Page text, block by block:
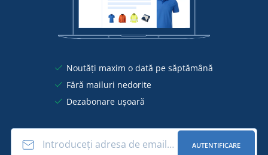
Noutăți maxim o dată pe săptămână
Fără mailuri nedorite
Dezabonare ușoară
AUTENTIFICARE